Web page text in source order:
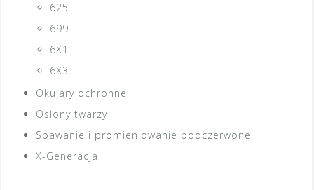
625
699
6X1
6X3
Okulary ochronne
Osłony twarzy
Spawanie i promieniowanie podczerwone
X-Generacja